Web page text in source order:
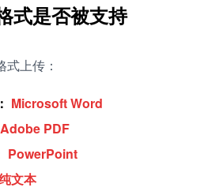
式是否被支持
上传：
Microsoft Word
Adobe PDF
PowerPoint
文本